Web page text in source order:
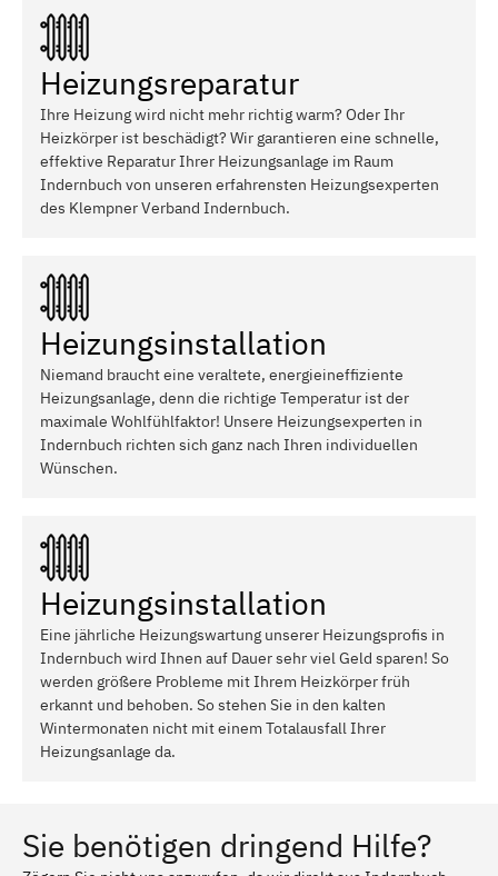
Heizungsreparatur
Ihre Heizung wird nicht mehr richtig warm? Oder Ihr
Heizkörper ist beschädigt? Wir garantieren eine schnelle,
effektive Reparatur Ihrer Heizungsanlage im Raum
Indernbuch von unseren erfahrensten Heizungsexperten
des Klempner Verband Indernbuch.
Heizungsinstallation
Niemand braucht eine veraltete, energieineffiziente
Heizungsanlage, denn die richtige Temperatur ist der
maximale Wohlfühlfaktor! Unsere Heizungsexperten in
Indernbuch richten sich ganz nach Ihren individuellen
Wünschen.
Heizungsinstallation
Eine jährliche Heizungswartung unserer Heizungsprofis in
Indernbuch wird Ihnen auf Dauer sehr viel Geld sparen! So
werden größere Probleme mit Ihrem Heizkörper früh
erkannt und behoben. So stehen Sie in den kalten
Wintermonaten nicht mit einem Totalausfall Ihrer
Heizungsanlage da.
Sie benötigen dringend Hilfe?